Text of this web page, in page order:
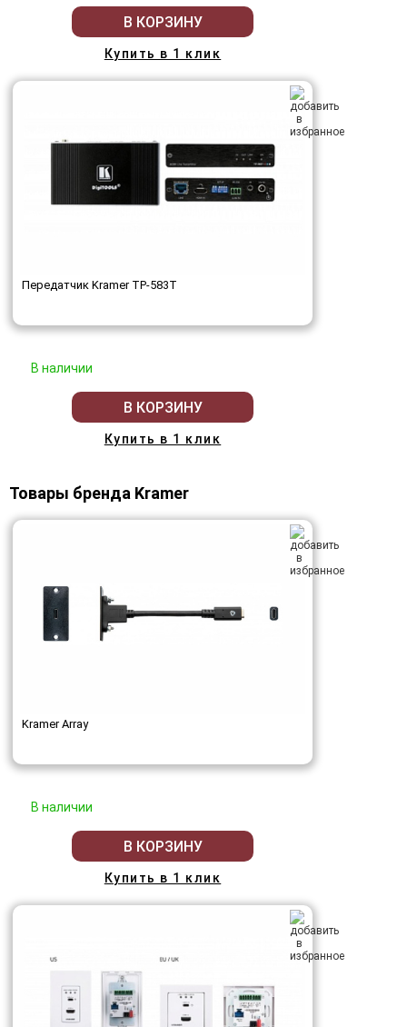
В КОРЗИНУ
Купить в 1 клик
Передатчик Kramer TP-583T
В наличии
В КОРЗИНУ
Купить в 1 клик
Товары бренда Kramer
Kramer Array
В наличии
В КОРЗИНУ
Купить в 1 клик